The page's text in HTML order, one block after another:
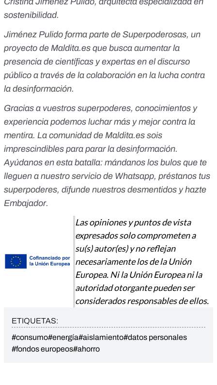
sostenibilidad.
Jiménez Pulido forma parte de Superpoderosas, un
proyecto de Maldita.es que busca aumentar la
presencia de científicas y expertas en el discurso
público a través de la colaboración en la lucha contra
la desinformación.
Gracias a vuestros superpoderes, conocimientos y
experiencia podemos luchar más y mejor contra la
mentira. La comunidad de Maldita.es sois
imprescindibles para parar la desinformación.
Ayúdanos en esta batalla: mándanos los bulos que te
lleguen a nuestro servicio de Whatsapp, préstanos tus
superpoderes, difunde nuestros desmentidos yhazte
Embajador.
Las opiniones y puntos de vista
expresados solo comprometen a
su(s) autor(es) y no reflejan
necesariamente los de la Unión
Europea. Ni la Unión Europea ni la
autoridad otorgante pueden ser
considerados responsables de ellos.
ETIQUETAS:
#consumo#energía#aislamiento#datos personales
#fondos europeos#ahorro